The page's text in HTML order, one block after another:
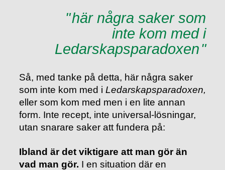
här några saker som
inte kom med i
Ledarskapsparadoxen
Så, med tanke på detta, här några saker
som inte kom med i Ledarskapsparadoxen,
eller som kom med men i en lite annan
form. Inte recept, inte universal-lösningar,
utan snarare saker att fundera på:
Ibland är det viktigare att man gör än
vad man gör. I en situation där en